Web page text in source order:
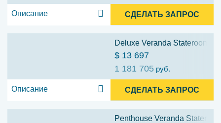
Описание СДЕЛАТЬ ЗАПРОС
Deluxe Veranda Stateroom
$ 13 697
1 181 705 руб.
Описание СДЕЛАТЬ ЗАПРОС
Penthouse Veranda